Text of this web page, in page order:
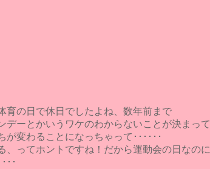
育の日で休日でしたよね、数年前まで
デーとかいうワケのわからないことが決まって
が変わることになっちゃって･･････
、ってホントですね！だから運動会の日なのに
･･